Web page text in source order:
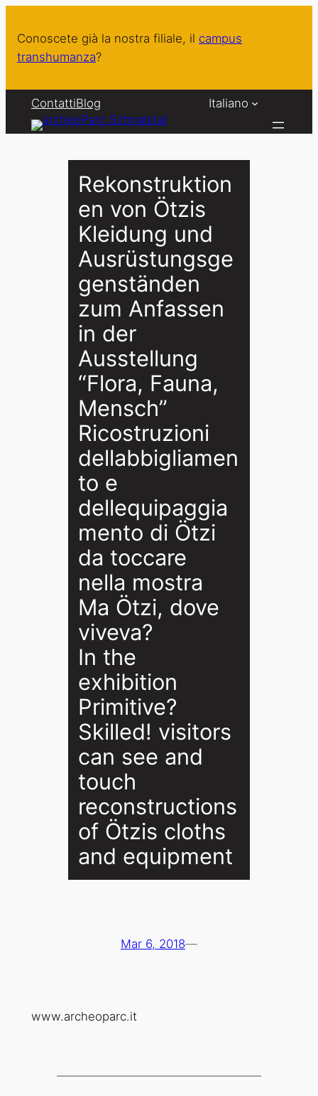
contenuto
Conoscete già la nostra filiale, il campus
transhumanza?
ContattiBlog Italiano
Rekonstruktion
en von Ötzis
Kleidung und
Ausrüstungsge
genständen
zum Anfassen
in der
Ausstellung
“Flora, Fauna,
Mensch”
Ricostruzioni
dellabbigliamen
to e
dellequipaggia
mento di Ötzi
da toccare
nella mostra
Ma Ötzi, dove
viveva?
In the
exhibition
Primitive?
Skilled! visitors
can see and
touch
reconstructions
of Ötzis cloths
and equipment
Mar 6, 2018—
www.archeoparc.it